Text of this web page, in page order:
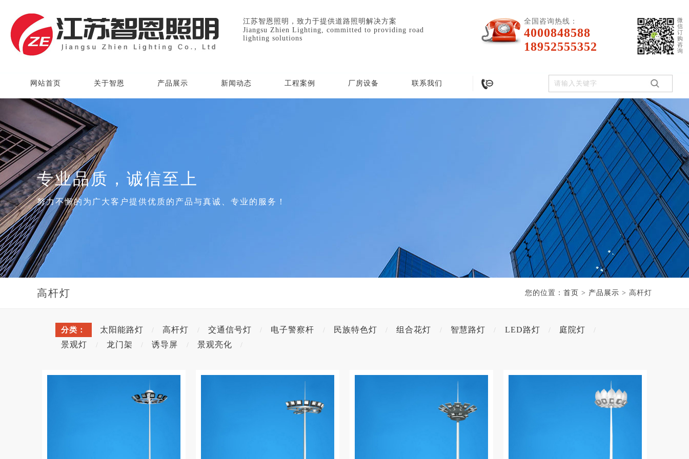
江苏智恩照明，致力于提供道路照明解决方案
Jiangsu Zhien Lighting, committed to providing road
lighting solutions
全国咨询热线：
4000848588
18952555352
微
信
订
购
咨
询
网站首页 关于智恩 产品展示 新闻动态 工程案例 厂房设备 联系我们
专业品质，诚信至上
努力不懈的为广大客户提供优质的产品与真诚、专业的服务！
高杆灯 您的位置： 首页 > 产品展示 > 高杆灯
分类： 太阳能路灯 / 高杆灯 / 交通信号灯 / 电子警察杆 / 民族特色灯 / 组合花灯 / 智慧路灯 / LED路灯 / 庭院灯 /
景观灯 / 龙门架 / 诱导屏 / 景观亮化 /